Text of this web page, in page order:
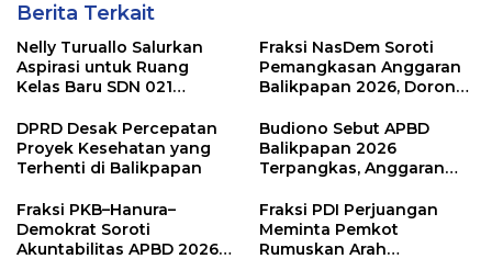
Berita Terkait
Nelly Turuallo Salurkan
Aspirasi untuk Ruang
Kelas Baru SDN 021
Fraksi NasDem Soroti
Pemangkasan Anggaran
Balikpapan 2026, Dorong
Publik
DPRD Desak Percepatan
Proyek Kesehatan yang
Terhenti di Balikpapan
Budiono Sebut APBD
Balikpapan 2026
Terpangkas, Anggaran
Fraksi PKB–Hanura–
Demokrat Soroti
Akuntabilitas APBD 2026
Fraksi PDI Perjuangan
Meminta Pemkot
Rumuskan Arah